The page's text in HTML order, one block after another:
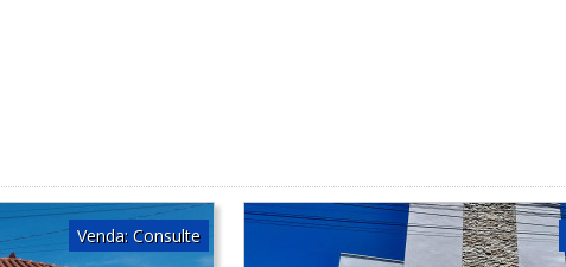
Venda: Consulte